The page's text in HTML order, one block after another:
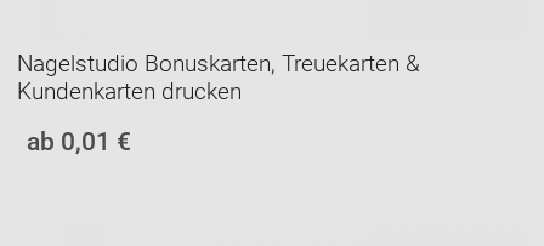
Nagelstudio Bonuskarten, Treuekarten &
Kundenkarten drucken
ab 0,01 €